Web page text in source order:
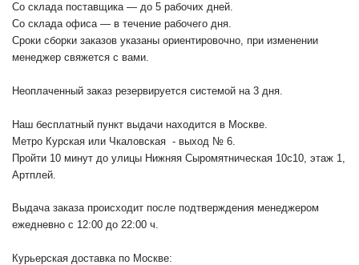
Со склада поставщика — до 5 рабочих дней.
Со склада офиса — в течение рабочего дня.
Сроки сборки заказов указаны ориентировочно, при изменении
менеджер свяжется с вами.
Неоплаченный заказ резервируется системой на 3 дня.
Наш бесплатный пункт выдачи находится в Москве.
Метро Курская или Чкаловская - выход № 6.
Пройти 10 минут до улицы Нижняя Сыромятническая 10с10, этаж 1,
Артплей.
Выдача заказа происходит после подтверждения менеджером
ежедневно с 12:00 до 22:00 ч.
Курьерская доставка по Москве: